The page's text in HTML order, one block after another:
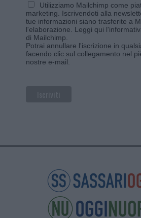
Utilizziamo Mailchimp come
marketing. Iscrivendoti alla
tue informazioni siano trasferite a
l'elaborazione. Leggi qui
di Mailchimp
Potrai annullare l'iscrizione in
facendo clic sul collegamento nel
nostre e-mail.